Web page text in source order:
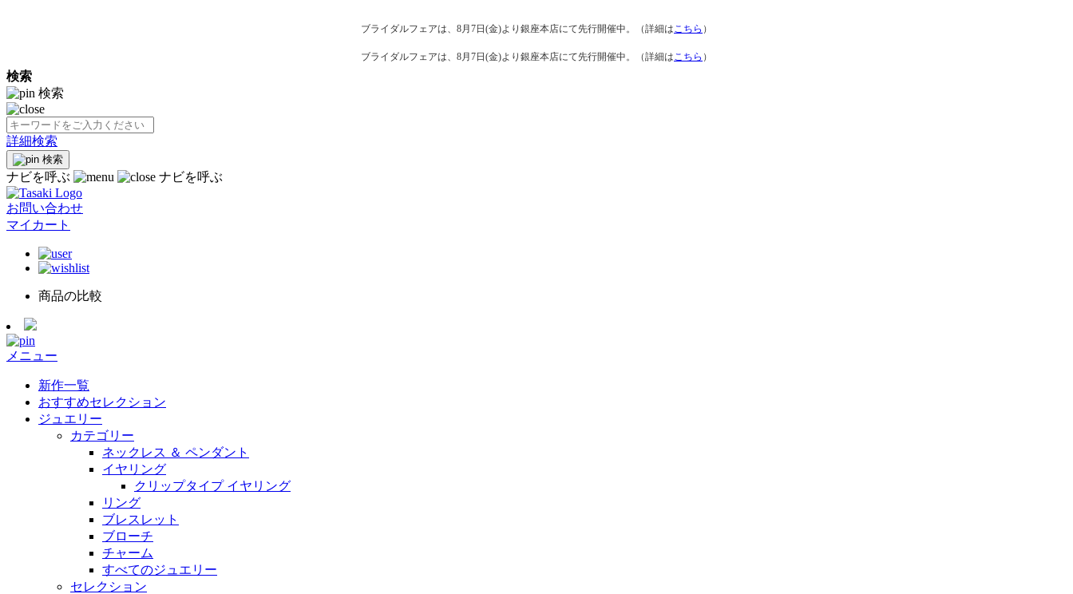
ブライダルフェアは、8月7日(金)より銀座本店にて先行開催中。（詳細はこちら ）
ブライダルフェアは、8月7日(金)より銀座本店にて先行開催中。（詳細はこちら ）
検索
検索
詳細検索
検索
ナビを呼ぶ ナビを呼ぶ
お問い合わせ
マイカート
商品の比較
メニュー
新作一覧
おすすめセレクション
ジュエリー
カテゴリー
ネックレス ＆ ペンダント
イヤリング
クリップタイプ イヤリング
リング
ブレスレット
ブローチ
チャーム
すべてのジュエリー
セレクション